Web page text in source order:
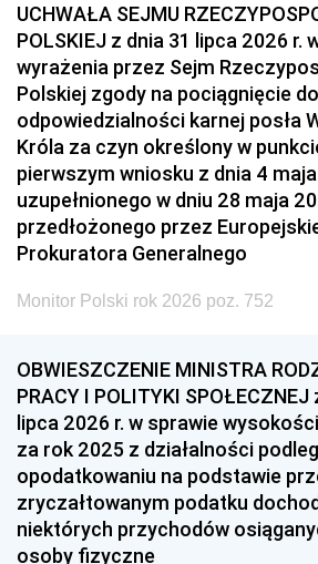
UCHWAŁA SEJMU
POLSKIEJ z dnia 31 lipca 2026 r.
wyrażenia przez Sejm
Polskiej zgody na pociągnięcie do
odpowiedzialności karnej posła
Króla za czyn określony w
pierwszym wniosku z dnia 4
uzupełnionego w dniu 28 maja
przedłożonego przez
Prokuratora Generalnego
Monitor Polski rok 2026 poz. 752
OBWIESZCZENIE MINISTRA
PRACY I POLITYKI
lipca 2026 r. w sprawie
za rok 2025 z działalności
opodatkowaniu na podstawie
zryczałtowanym podatku
niektórych przychodów
osoby fizyczne